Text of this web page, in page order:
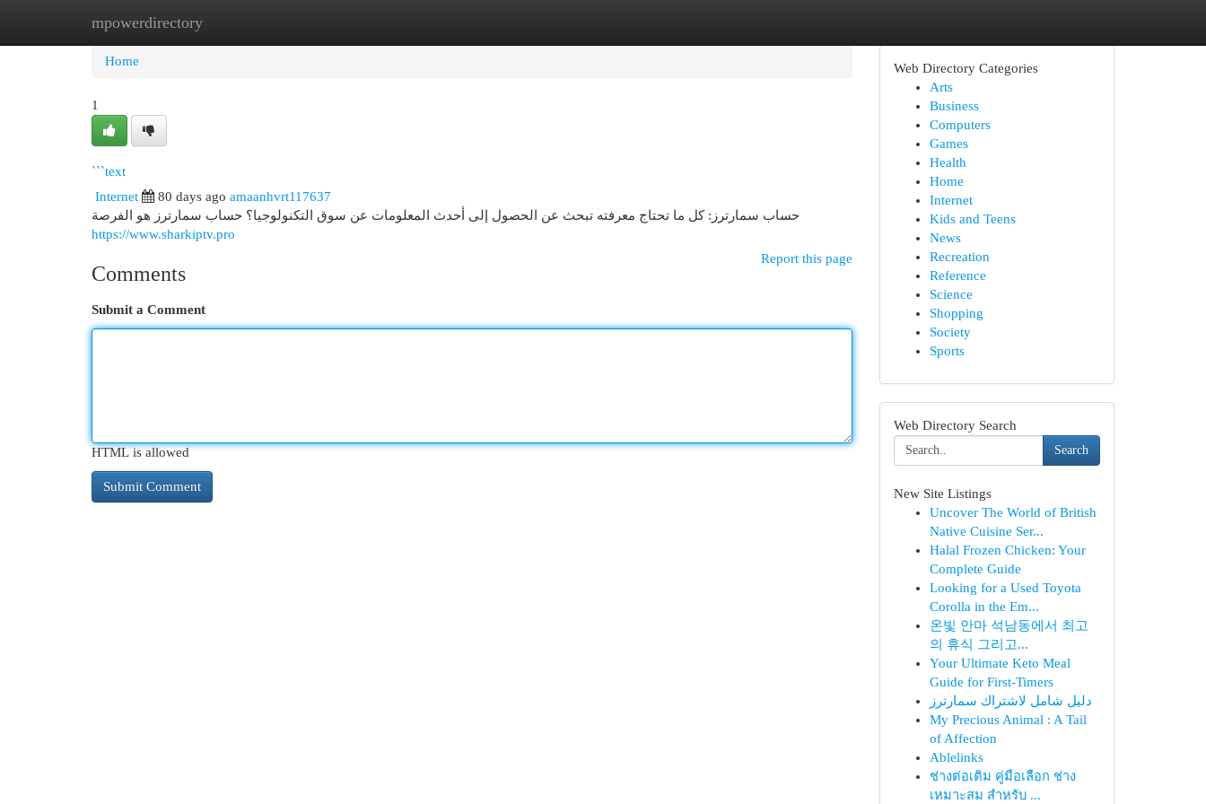
mpowerdirectory
Home New Site Listings
Home
1
```text
Internet
80 days ago amaanhvrt117637
حساب سمارترز: كل ما تحتاج معرفته تبحث عن الحصول إلى أحدث المعلومات عن سوق التكنولوجيا؟ حساب سمارترز هو الفرصة
https://www.sharkiptv.pro
Report this page
Comments
Submit a Comment
HTML is allowed
Web Directory Categories
Arts
Business
Computers
Games
Health
Home
Internet
Kids and Teens
News
Recreation
Reference
Science
Shopping
Society
Sports
Web Directory Search
Search
New Site Listings
Uncover The World of British
Native Cuisine Ser...
Halal Frozen Chicken: Your
Complete Guide
Looking for a Used Toyota
Corolla in the Em...
온빛 안마 석남동에서 최고
의 휴식 그리고...
Your Ultimate Keto Meal
Guide for First-Timers
دليل شامل لاشتراك سمارترز
My Precious Animal : A Tail
of Affection
Ablelinks
ช่างต่อเติม คู่มือเลือก ช่าง
เหมาะสม สำหรับ ...